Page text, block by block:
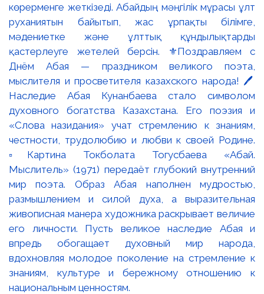
көрерменге жеткізеді. Абайдың мәңгілік мұрасы ұлт
руханиятын байытып, жас ұрпақты білімге,
мәдениетке және ұлттық құндылықтарды
қастерлеуге жетелей берсін. ⚜️Поздравляем с
Днём Абая — праздником великого поэта,
мыслителя и просветителя казахского народа! 🖊️
Наследие Абая Кунанбаева стало символом
духовного богатства Казахстана. Его поэзия и
«Слова назидания» учат стремлению к знаниям,
честности, трудолюбию и любви к своей Родине.
▫️Картина Токболата Тогусбаева «Абай.
Мыслитель» (1971) передаёт глубокий внутренний
мир поэта. Образ Абая наполнен мудростью,
размышлением и силой духа, а выразительная
живописная манера художника раскрывает величие
его личности. Пусть великое наследие Абая и
впредь обогащает духовный мир народа,
вдохновляя молодое поколение на стремление к
знаниям, культуре и бережному отношению к
национальным ценностям.